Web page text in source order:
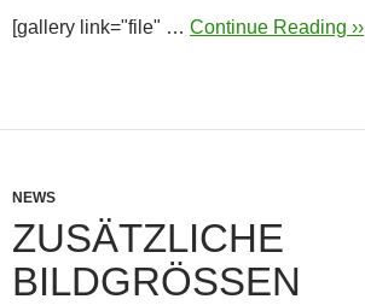
[gallery link="file" … Continue Reading ››
NEWS
ZUSÄTZLICHE
BILDGRÖSSEN